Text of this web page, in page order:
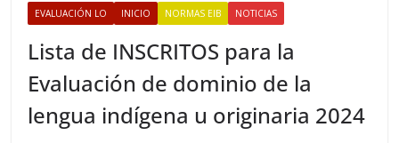
EVALUACIÓN LO INICIO NORMAS EIB NOTICIAS
Lista de INSCRITOS para la
Evaluación de dominio de la
lengua indígena u originaria 2024